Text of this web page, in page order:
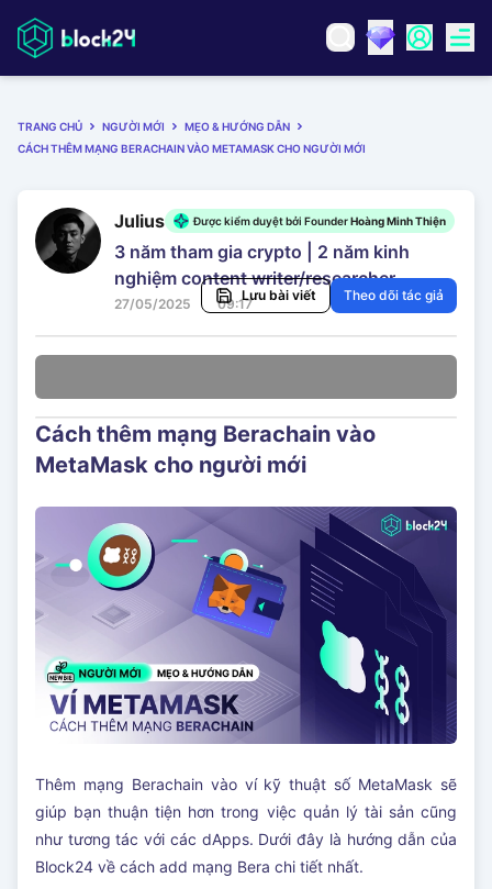
TRANG CHỦ NGƯỜI MỚI
MẸO & HƯỚNG DẪN
CÁCH THÊM MẠNG BERACHAIN VÀO METAMASK CHO NGƯỜI MỚI
Julius Được kiểm duyệt bởi FounderHoàng Minh Thiện
3 năm tham gia crypto | 2 năm kinh
nghiệm content writer/researcher
27/05/2025 09:17
Lưu bài viết Theo dõi tác giả
Cách thêm mạng Berachain vào
MetaMask cho người mới
Thêm mạng Berachain vào ví kỹ thuật số MetaMask sẽ
giúp bạn thuận tiện hơn trong việc quản lý tài sản cũng
như tương tác với các dApps. Dưới đây là hướng dẫn của
Block24 về cách add mạng Bera chi tiết nhất.